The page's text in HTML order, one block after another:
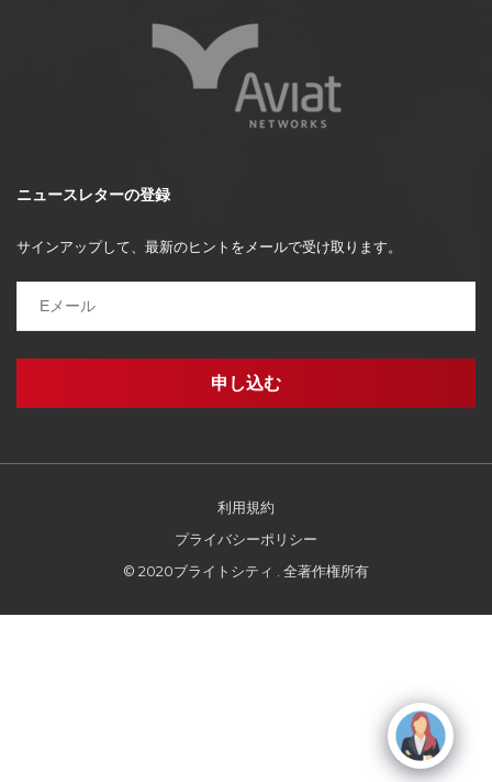
ニュースレターの登録
サインアップして、最新のヒントをメールで受け取ります。
利用規約
プライバシーポリシー
© 2020ブライトシティ . 全著作権所有